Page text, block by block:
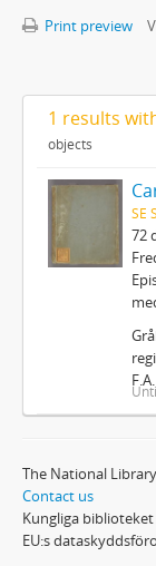
Print preview
1 results
objects
SE
72
The National
Contact us
Kungliga
EU:s